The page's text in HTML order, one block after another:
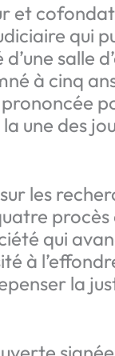
et
qui
salle
à cinq
une des
les
qui
à
la